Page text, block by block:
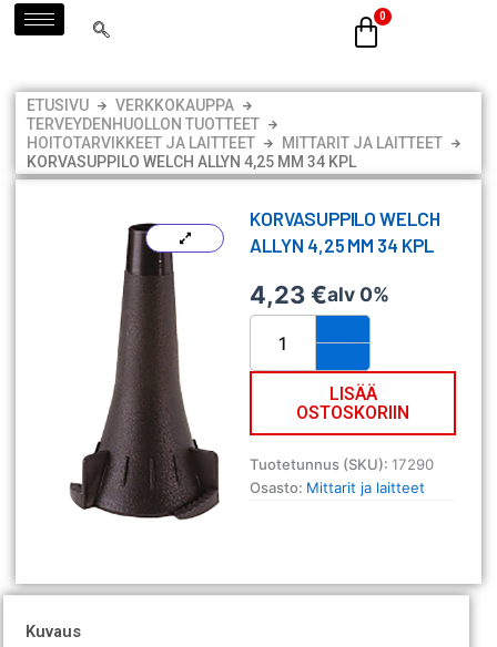
Siirry
sisältöön
ETUSIVU
VERKKOKAUPPA
TERVEYDENHUOLLON TUOTTEET
HOITOTARVIKKEET JA LAITTEET
MITTARIT JA LAITTEET
KORVASUPPILO WELCH ALLYN 4,25 MM 34 KPL
KORVASUPPILO WELCH
ALLYN 4,25 MM 34 KPL
4,23€alv 0%
Korvasuppilo
Welch
Allyn
34
kpl
määrä
LISÄÄ
OSTOSKORIIN
Tuotetunnus (SKU):17290
Osasto: Mittarit ja laitteet
Kuvaus